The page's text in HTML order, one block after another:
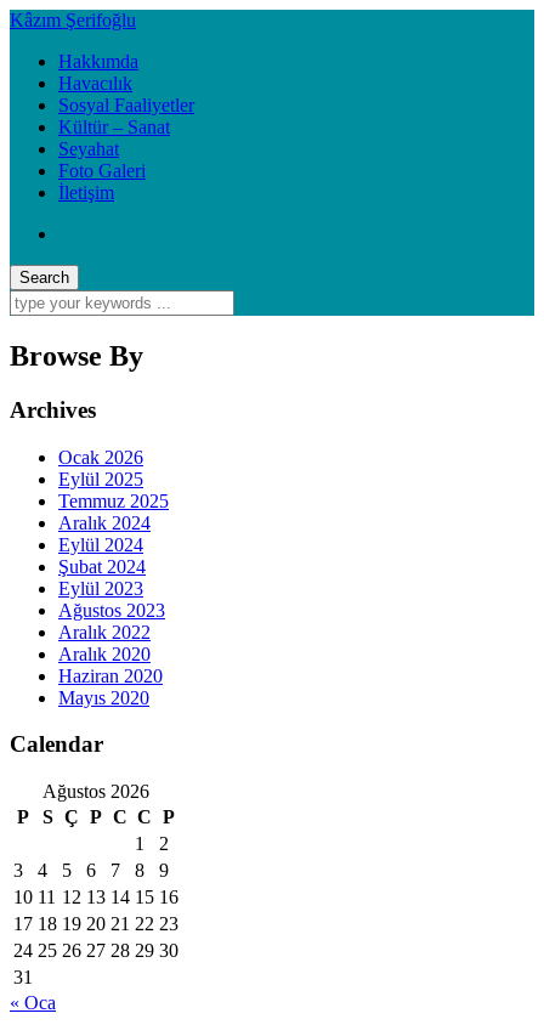
Kâzım Şerifoğlu
Hakkımda
Havacılık
Sosyal Faaliyetler
Kültür – Sanat
Seyahat
Foto Galeri
İletişim
Browse By
Archives
Ocak 2026
Eylül 2025
Temmuz 2025
Aralık 2024
Eylül 2024
Şubat 2024
Eylül 2023
Ağustos 2023
Aralık 2022
Aralık 2020
Haziran 2020
Mayıs 2020
Calendar
Ağustos 2026
P
S Ç P C C P
1
2
3
4 5 6 7 8
9
10 11 12 13 14 15 16
17 18 19 20 21 22 23
24 25 26 27 28 29 30
31
« Oca